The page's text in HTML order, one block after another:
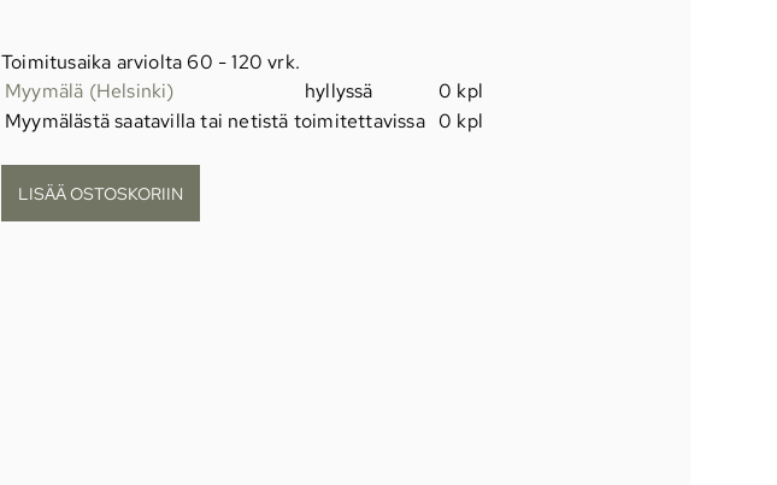
Toimitusaika arviolta 60 - 120 vrk.
Myymälä (Helsinki)
hyllyssä
0 kpl
Myymälästä saatavilla tai netistä toimitettavissa 0 kpl